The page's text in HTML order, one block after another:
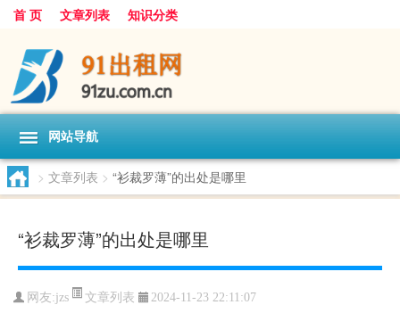
首 页 文章列表 知识分类
网站导航
> 文章列表 > “衫裁罗薄”的出处是哪里
“衫裁罗薄”的出处是哪里
网友:jzs 文章列表 2024-11-23 22:11:07